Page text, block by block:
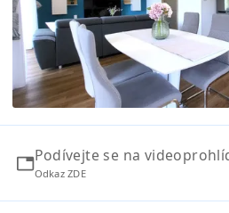
Podívejte se na
Odkaz ZDE